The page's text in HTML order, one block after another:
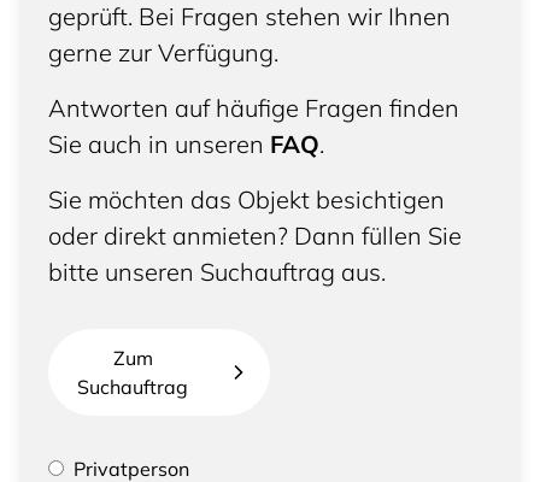
geprüft. Bei Fragen stehen wir Ihnen
gerne zur Verfügung.
Antworten auf häufige Fragen finden
Sie auch in unseren FAQ.
Sie möchten das Objekt besichtigen
oder direkt anmieten? Dann füllen Sie
bitte unseren Suchauftrag aus.
Zum
Suchauftrag
Bitte geben Sie an, ob Sie eine Privatperson sind
Privatperson